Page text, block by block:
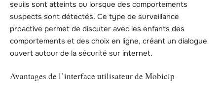
seuils sont atteints ou lorsque des comportements
suspects sont détectés. Ce type de surveillance
proactive permet de discuter avec les enfants des
comportements et des choix en ligne, créant un dialogue
ouvert autour de la sécurité sur internet.
Avantages de l’interface utilisateur de Mobicip